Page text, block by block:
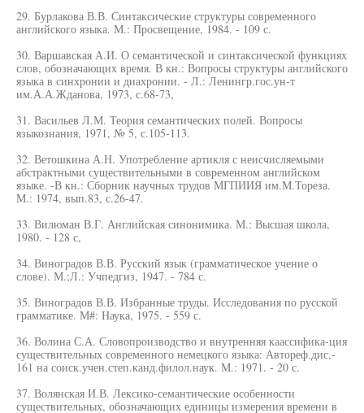
29. Бурлакова В.В. Синтаксические структуры современного
английского языка. М.: Просвещение, 1984. - 109 с.
30. Варшавская А.И. О семантической и синтаксической функциях
слов, обозначающих время. В кн.: Вопросы структуры английского
языка в синхронии и диахронии. - Л.: Ленингр.гос.ун-т
им.А.А.Жданова, 1973, с.68-73,
31. Васильев Л.М. Теория семантических полей. Вопросы
языкознания, 1971, № 5, с.105-113.
32. Ветошкина А.Н. Употребление артикля с неисчисляемыми
абстрактными существительными в современном английском
языке. -В кн.: Сборник научных трудов МГПИИЯ им.М.Тореза.
М.: 1974, вып.83, с.26-47.
33. Вилюман В.Г. Английская синонимика. М.: Высшая школа,
1980. - 128 с,
34. Виноградов В.В. Русский язык (грамматическое учение о
слове). М.;Л.: Учпедгиз, 1947. - 784 с.
35. Виноградов В.В. Избранные труды. Исследования по русской
грамматике. М#: Наука, 1975. - 559 с.
36. Волина С.А. Словопроизводство и внутренняя каассифика-ция
существительных современного немецкого языка: Автореф.дис,-
161 на соиск.учен.степ.канд.филол.наук. М.: 1971. - 20 с.
37. Волянская И.В. Лексико-семантические особенности
существительных, обозначающих единицы измерения времени в